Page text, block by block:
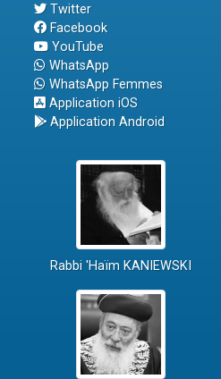
Twitter
Facebook
YouTube
WhatsApp
WhatsApp Femmes
Application iOS
Application Android
Rabbi 'Haïm KANIEWSKI